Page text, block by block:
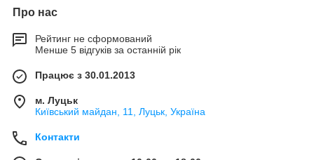
Про нас
Рейтинг не сформований
Менше 5 відгуків за останній рік
Працює з 30.01.2013
м. Луцьк
Київський майдан, 11, Луцьк, Україна
Контакти